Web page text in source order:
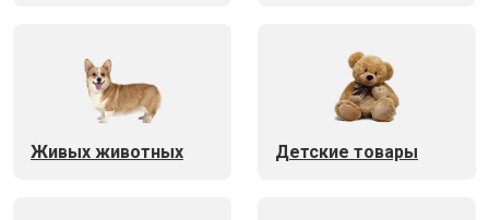
Живых животных Детские товары